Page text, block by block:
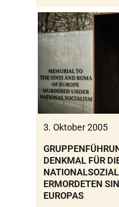
3. Oktober 2005
DENKMAL FÜR
ERMORDETEN
EUROPAS